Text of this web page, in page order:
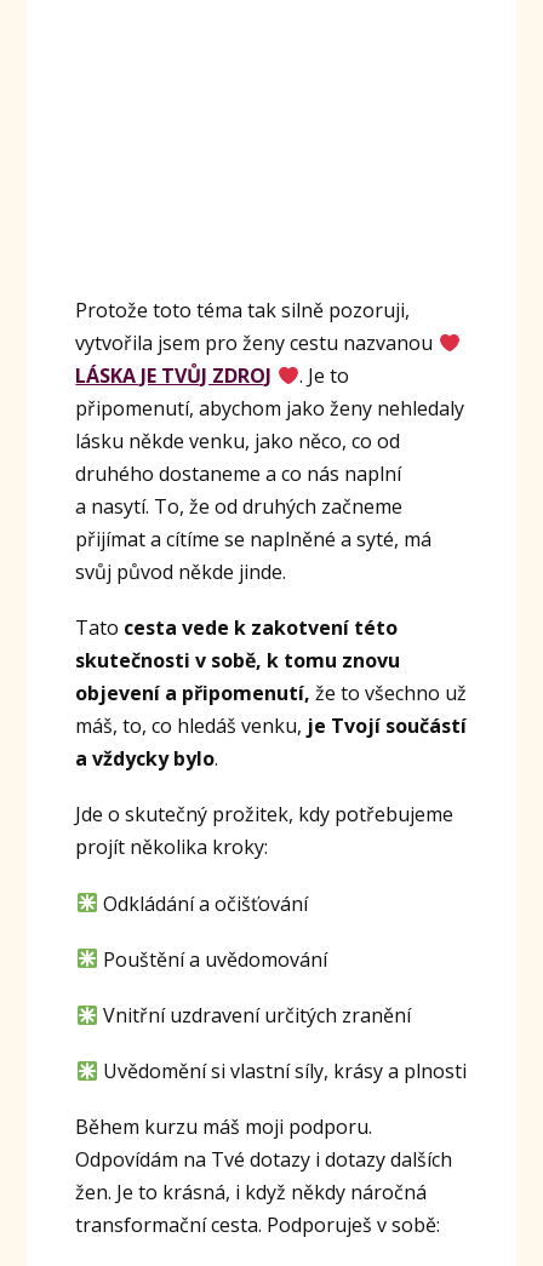
Protože toto téma tak silně pozoruji,
vytvořila jsem pro ženy cestu nazvanou
LÁSKA JE TVŮJ ZDROJ
. Je to
připomenutí, abychom jako ženy nehledaly
lásku někde venku, jako něco, co od
druhého dostaneme a co nás naplní
a nasytí. To, že od druhých začneme
přijímat a cítíme se naplněné a syté, má
svůj původ někde jinde.
Tato cesta vede k zakotvení této
skutečnosti v sobě, k tomu znovu
objevení a připomenutí, že to všechno už
máš, to, co hledáš venku, je Tvojí součástí
a vždycky bylo.
Jde o skutečný prožitek, kdy potřebujeme
projít několika kroky:
Odkládání a očišťování
Pouštění a uvědomování
Vnitřní uzdravení určitých zranění
Uvědomění si vlastní síly, krásy a plnosti
Během kurzu máš moji podporu.
Odpovídám na Tvé dotazy i dotazy dalších
žen. Je to krásná, i když někdy náročná
transformační cesta. Podporuješ v sobě: